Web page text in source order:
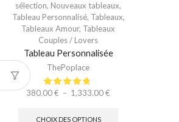
sélection, Nouveaux tableaux,
Tableau Personnalisé, Tableaux,
Tableaux Amour, Tableaux
Couples / Lovers
Tableau Personnalisée
ThePoplace
380.00€ – 1,333.00€
CHOIX DES OPTIONS